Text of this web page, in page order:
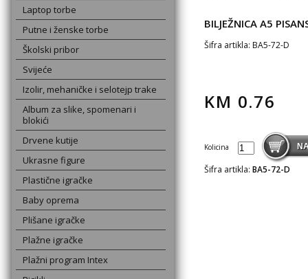
Laptop torbe
Putne i ženske torbe
Školski pribor
Svijeće
Izolir, mehaničke i selotejp trake
Album za slike, spomenari i
blokići
Drvene kutije
Ukrasne figure
Plastične igračke
Baby oprema
Plišane igračke
Plažne igračke
Plažni program Intex
BILJEŽNICA A5
Šifra artikla: BA5-72-D
KM 0.76
Kolicina
Šifra artikla: BA5-72-D